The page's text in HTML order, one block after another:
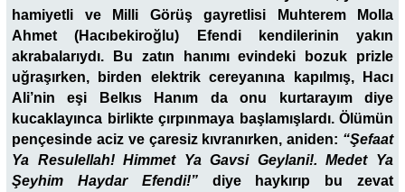
hamiyetli ve Milli Görüş gayretlisi Muhterem Molla
Ahmet (Hacıbekiroğlu) Efendi kendilerinin yakın
akrabalarıydı. Bu zatın hanımı evindeki bozuk prizle
uğraşırken, birden elektrik cereyanına kapılmış, Hacı
Ali’nin eşi Belkıs Hanım da onu kurtarayım diye
kucaklayınca birlikte çırpınmaya başlamışlardı. Ölümün
pençesinde aciz ve çaresiz kıvranırken, aniden: “Şefaat
Ya Resulellah! Himmet Ya Gavsi Geylani!. Medet Ya
Şeyhim Haydar Efendi!” diye haykırıp bu zevat